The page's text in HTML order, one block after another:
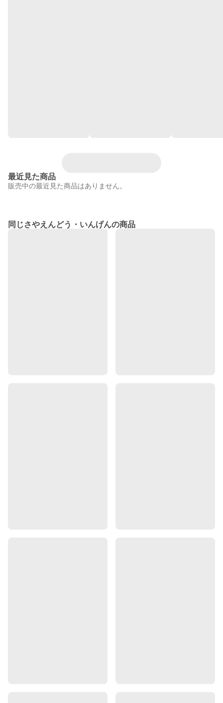
最近見た商品
販売中の最近見た商品はありません。
同じさやえんどう・いんげんの商品